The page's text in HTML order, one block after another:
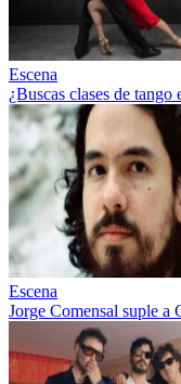
Escena
¿Buscas clases de
Escena
Jorge Comensal suple